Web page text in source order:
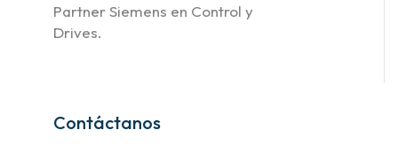
Partner Siemens en Control y
Drives.
Contáctanos